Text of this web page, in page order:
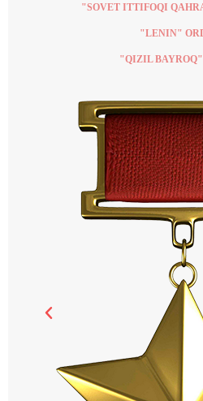
"SOVET ITTIFOQI
"LENIN"
"QIZIL